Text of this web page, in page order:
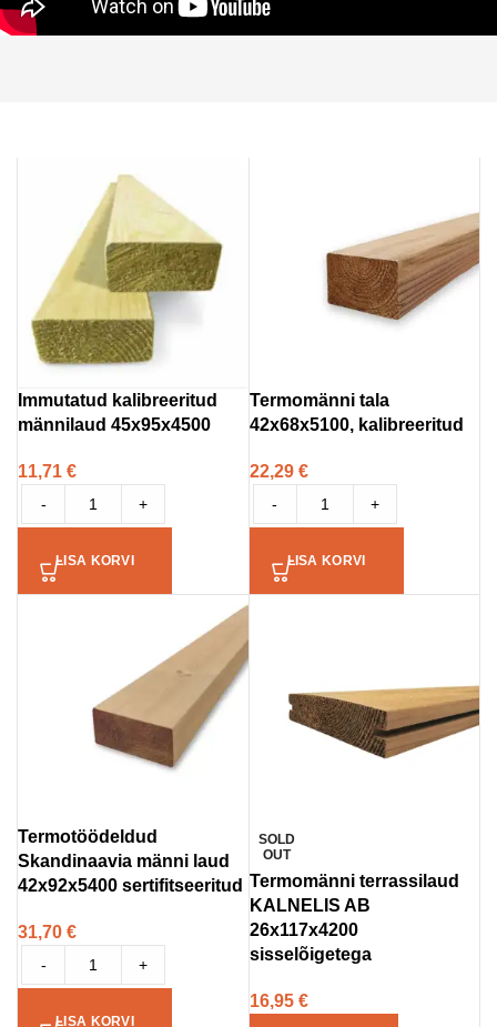
Immutatud kalibreeritud
männilaud 45x95x4500
11,71 €
- +
LISA KORVI
Termomänni tala
42x68x5100, kalibreeritud
22,29 €
- +
LISA KORVI
Termotöödeldud
Skandinaavia männi laud
42x92x5400 sertifitseeritud
31,70 €
- +
LISA KORVI
SOLD
OUT
Termomänni terrassilaud
KALNELIS AB
26x117x4200
sisselõigetega
16,95 €